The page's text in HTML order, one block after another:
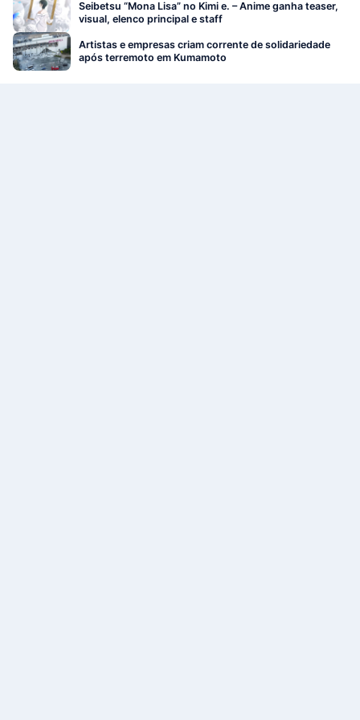
Seibetsu “Mona Lisa” no Kimi e. – Anime ganha teaser,
visual, elenco principal e staff
Artistas e empresas criam corrente de solidariedade
após terremoto em Kumamoto